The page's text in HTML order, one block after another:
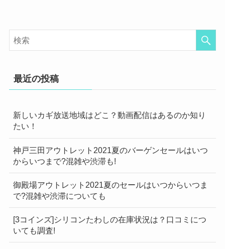
最近の投稿
新しいカギ放送地域はどこ？動画配信はあるのか知り
たい！
神戸三田アウトレット2021夏のバーゲンセールはいつ
からいつまで?混雑や渋滞も!
御殿場アウトレット2021夏のセールはいつからいつま
で?混雑や渋滞についても
[3コインズ]シリコンたわしの在庫状況は？口コミにつ
いても調査!